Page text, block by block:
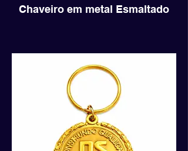
Chaveiro em metal Esmaltado